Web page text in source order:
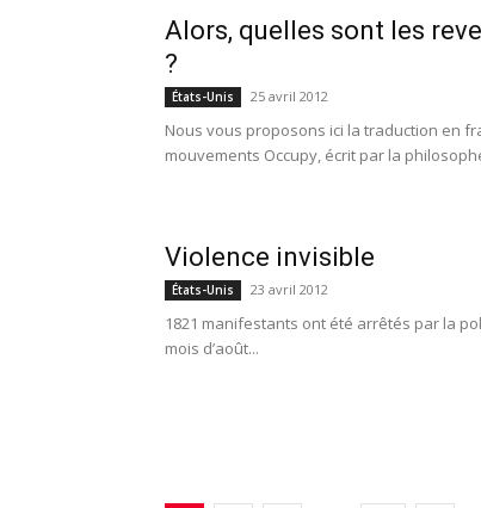
Alors, quelles sont les
?
États-Unis 25 avril 2012
Nous vous proposons ici la traduction en
mouvements Occupy, écrit par la
Violence invisible
États-Unis 23 avril 2012
1821 manifestants ont été arrêtés par la
mois d’août...